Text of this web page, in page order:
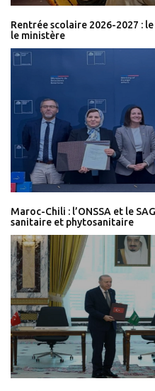
Rentrée scolaire 2026-2027 :
le ministère
Maroc-Chili : l’ONSSA et le
sanitaire et phytosanitaire